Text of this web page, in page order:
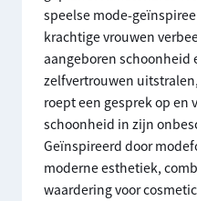
speelse mode-
krachtige vrouwen
aangeboren schoonheid
zelfvertrouwen
roept een gesprek op
schoonheid in zijn
Geïnspireerd door
moderne esthetiek,
waardering voor